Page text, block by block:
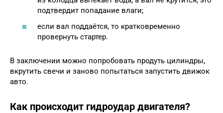
подтвердит попадание влаги;
если вал поддаётся, то кратковременно
провернуть стартер.
В заключении можно попробовать продуть цилиндры,
вкрутить свечи и заново попытаться запустить движок
авто.
Как происходит гидроудар двигателя?